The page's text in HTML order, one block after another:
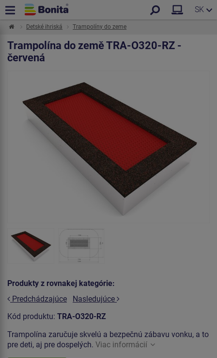
SK
Detské ihriská Trampolíny do zeme
Trampolína do země TRA-O320-RZ -
červená
Produkty z rovnakej kategórie:
Predchádzajúce
Nasledujúce
Kód produktu: TRA-O320-RZ
Trampolína zaručuje skvelú a bezpečnú zábavu vonku, a to
pre deti, aj pre dospelých. Viac informácií